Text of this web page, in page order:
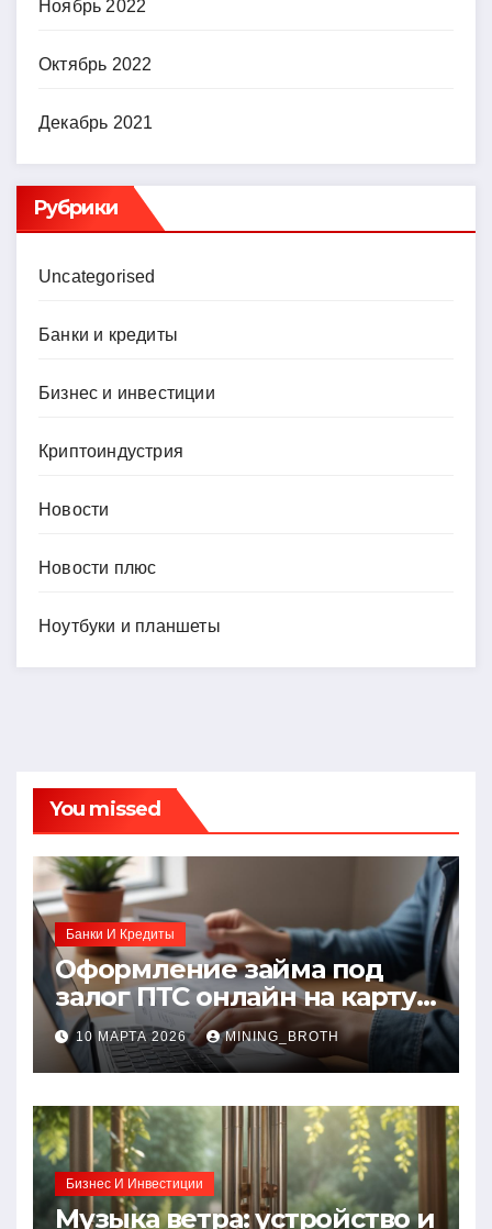
Ноябрь 2022
Октябрь 2022
Декабрь 2021
Рубрики
Uncategorised
Банки и кредиты
Бизнес и инвестиции
Криптоиндустрия
Новости
Новости плюс
Ноутбуки и планшеты
You missed
Банки И Кредиты
Оформление займа под
залог ПТС онлайн на карту
без визита в офис: порядок,
требования и документы
10 МАРТА 2026 MINING_BROTH
Бизнес И Инвестиции
Музыка ветра: устройство и